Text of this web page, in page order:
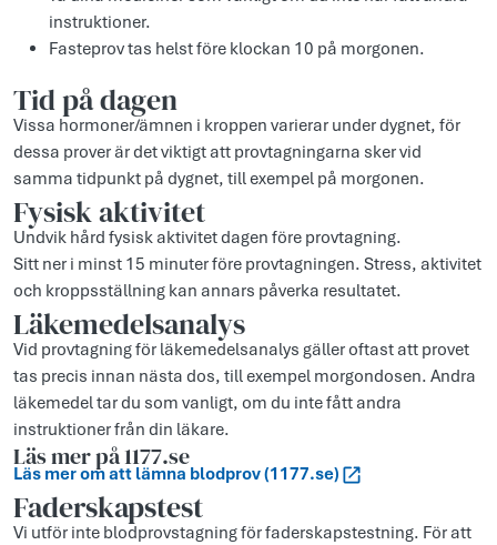
instruktioner.
Fasteprov tas helst före klockan 10 på morgonen.
Tid på dagen
Vissa hormoner/ämnen i kroppen varierar under dygnet, för
dessa prover är det viktigt att provtagningarna sker vid
samma tidpunkt på dygnet, till exempel på morgonen.
Fysisk aktivitet
Undvik hård fysisk aktivitet dagen före provtagning.
Sitt ner i minst 15 minuter före provtagningen. Stress, aktivitet
och kroppsställning kan annars påverka resultatet.
Läkemedelsanalys
Vid provtagning för läkemedelsanalys gäller oftast att provet
tas precis innan nästa dos, till exempel morgondosen. Andra
läkemedel tar du som vanligt, om du inte fått andra
instruktioner från din läkare.
Läs mer på 1177.se
Läs mer om att lämna blodprov (1177.se)
Faderskapstest
Vi utför inte blodprovstagning för faderskapstestning. För att